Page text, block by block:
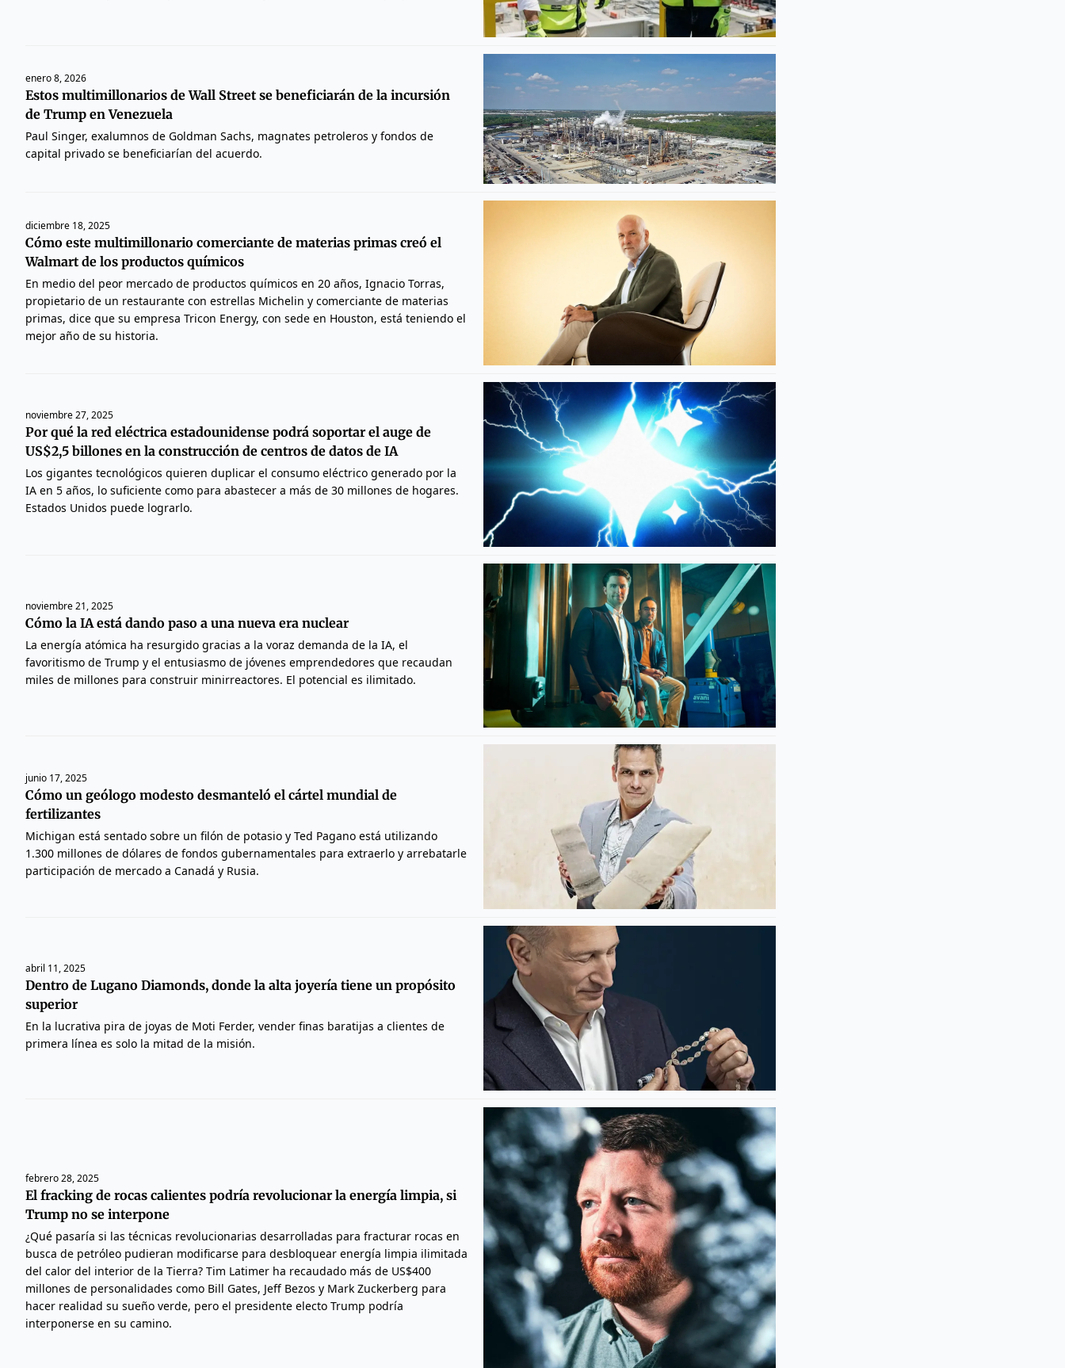
enero 8, 2026
Estos multimillonarios de Wall Street se beneficiarán de la incursión
de Trump en Venezuela
Paul Singer, exalumnos de Goldman Sachs, magnates petroleros y fondos de
capital privado se beneficiarían del acuerdo.
diciembre 18, 2025
Cómo este multimillonario comerciante de materias primas creó el
Walmart de los productos químicos
En medio del peor mercado de productos químicos en 20 años, Ignacio Torras,
propietario de un restaurante con estrellas Michelin y comerciante de materias
primas, dice que su empresa Tricon Energy, con sede en Houston, está teniendo el
mejor año de su historia.
noviembre 27, 2025
Por qué la red eléctrica estadounidense podrá soportar el auge de
US$2,5 billones en la construcción de centros de datos de IA
Los gigantes tecnológicos quieren duplicar el consumo eléctrico generado por la
IA en 5 años, lo suficiente como para abastecer a más de 30 millones de hogares.
Estados Unidos puede lograrlo.
noviembre 21, 2025
Cómo la IA está dando paso a una nueva era nuclear
La energía atómica ha resurgido gracias a la voraz demanda de la IA, el
favoritismo de Trump y el entusiasmo de jóvenes emprendedores que recaudan
miles de millones para construir minirreactores. El potencial es ilimitado.
junio 17, 2025
Cómo un geólogo modesto desmanteló el cártel mundial de
fertilizantes
Michigan está sentado sobre un filón de potasio y Ted Pagano está utilizando
1.300 millones de dólares de fondos gubernamentales para extraerlo y arrebatarle
participación de mercado a Canadá y Rusia.
abril 11, 2025
Dentro de Lugano Diamonds, donde la alta joyería tiene un propósito
superior
En la lucrativa pira de joyas de Moti Ferder, vender finas baratijas a clientes de
primera línea es solo la mitad de la misión.
febrero 28, 2025
El fracking de rocas calientes podría revolucionar la energía limpia, si
Trump no se interpone
¿Qué pasaría si las técnicas revolucionarias desarrolladas para fracturar rocas en
busca de petróleo pudieran modificarse para desbloquear energía limpia ilimitada
del calor del interior de la Tierra? Tim Latimer ha recaudado más de US$400
millones de personalidades como Bill Gates, Jeff Bezos y Mark Zuckerberg para
hacer realidad su sueño verde, pero el presidente electo Trump podría
interponerse en su camino.